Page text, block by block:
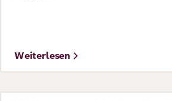
Weiterlesen